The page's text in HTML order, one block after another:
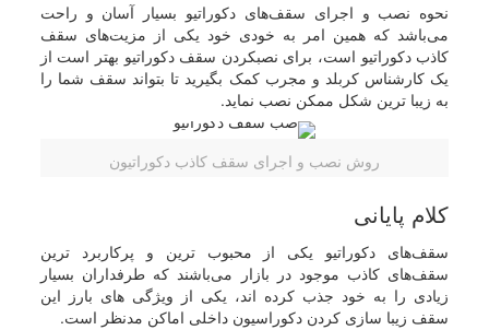
نحوه نصب و اجرای سقف‌های دکوراتیو بسیار آسان و راحت
می‌باشد که همین امر به خودی خود یکی از مزیت‌های سقف
کاذب دکوراتیو است، برای نصبکردن سقف دکوراتیو بهتر است از
یک کارشناس کربلد و مجرب کمک بگیرید تا بتواند سقف شما را
به زیبا ترین شکل ممکن نصب نماید.
روش نصب و اجرای سقف کاذب دکوراتیون
کلام پایانی
سقف‌های دکوراتیو یکی از محبوب ترین و پرکاربرد ترین
سقف‌های کاذب موجود در بازار می‌باشند که طرفداران بسیار
زیادی را به خود جذب کرده اند، یکی از ویژگی های بارز این
سقف زیبا سازی کردن دکوراسیون داخلی اماکن مدنظر است.